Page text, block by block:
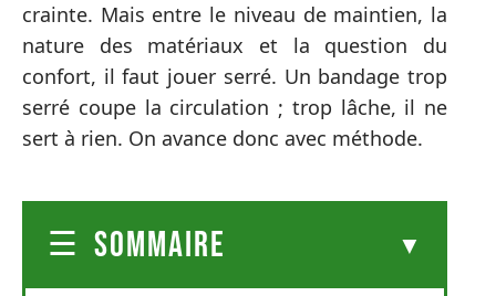
crainte. Mais entre le niveau de maintien, la
nature des matériaux et la question du
confort, il faut jouer serré. Un bandage trop
serré coupe la circulation ; trop lâche, il ne
sert à rien. On avance donc avec méthode.
SOMMAIRE